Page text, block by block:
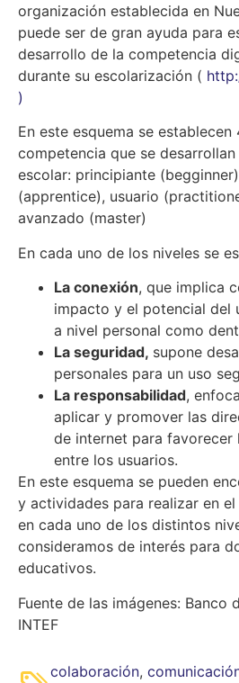
organización establecida en
puede ser de gran ayuda para
desarrollo de la competencia
durante su escolarización (
)
En este esquema se establecen
competencia que se
escolar: principiante
(apprentice), usuario
avanzado (master)
En cada uno de los niveles se
La conexión, que implica
impacto y el potencial del
a nivel personal como
La seguridad, supone
personales para un uso
La responsabilidad,
aplicar y promover las
de internet para favorecer
entre los usuarios.
En este esquema se pueden
y actividades para realizar en
en cada uno de los distintos
consideramos de interés para
educativos.
Fuente de las imágenes: Banco
INTEF
colaboración,